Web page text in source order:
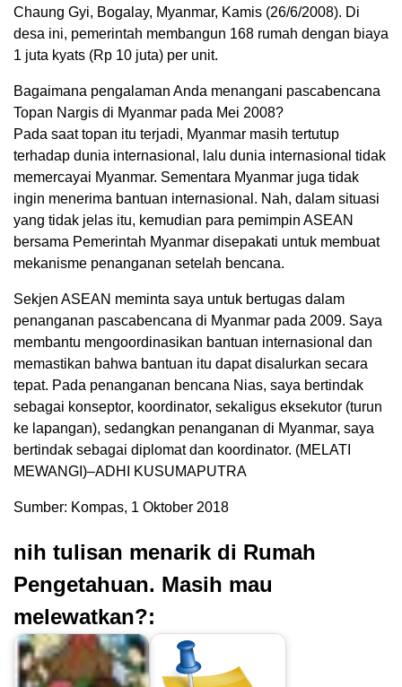
Chaung Gyi, Bogalay, Myanmar, Kamis (26/6/2008). Di
desa ini, pemerintah membangun 168 rumah dengan biaya
1 juta kyats (Rp 10 juta) per unit.
Bagaimana pengalaman Anda menangani pascabencana
Topan Nargis di Myanmar pada Mei 2008?
Pada saat topan itu terjadi, Myanmar masih tertutup
terhadap dunia internasional, lalu dunia internasional tidak
memercayai Myanmar. Sementara Myanmar juga tidak
ingin menerima bantuan internasional. Nah, dalam situasi
yang tidak jelas itu, kemudian para pemimpin ASEAN
bersama Pemerintah Myanmar disepakati untuk membuat
mekanisme penanganan setelah bencana.
Sekjen ASEAN meminta saya untuk bertugas dalam
penanganan pascabencana di Myanmar pada 2009. Saya
membantu mengoordinasikan bantuan internasional dan
memastikan bahwa bantuan itu dapat disalurkan secara
tepat. Pada penanganan bencana Nias, saya bertindak
sebagai konseptor, koordinator, sekaligus eksekutor (turun
ke lapangan), sedangkan penanganan di Myanmar, saya
bertindak sebagai diplomat dan koordinator. (MELATI
MEWANGI)–ADHI KUSUMAPUTRA
Sumber: Kompas, 1 Oktober 2018
nih tulisan menarik di Rumah
Pengetahuan. Masih mau
melewatkan?: